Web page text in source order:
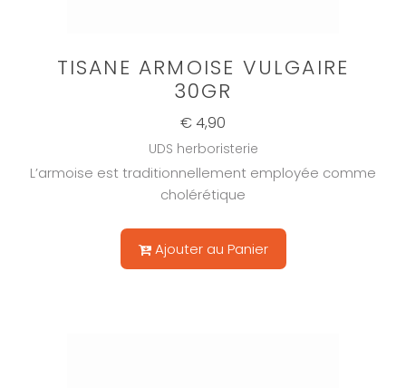
TISANE ARMOISE VULGAIRE
30GR
€ 4,90
UDS herboristerie
L’armoise est traditionnellement employée comme
cholérétique
Ajouter au Panier